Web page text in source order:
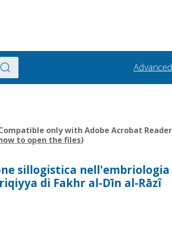
only with Adobe Acrobat
to open the files)
sillogistica nell'embriologia
di Fakhr al-Dīn al-Rāzî